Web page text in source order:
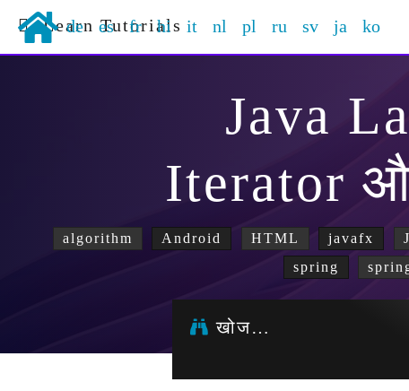
Learn Tutorials
de es fr hi it nl pl ru sv ja ko
Java
Iterator
algorithm Android HTML javafx
spring
खोज…